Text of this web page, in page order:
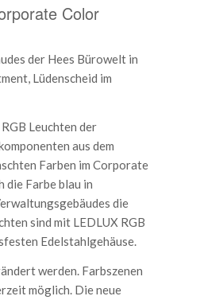
Color
der Hees Bürowelt in
Lüdenscheid im
Leuchten der
aus dem
Farben im Corporate
die Farbe blau in
die
sind mit LEDLUX RGB
Edelstahlgehäuse.
werden. Farbszenen
möglich. Die neue